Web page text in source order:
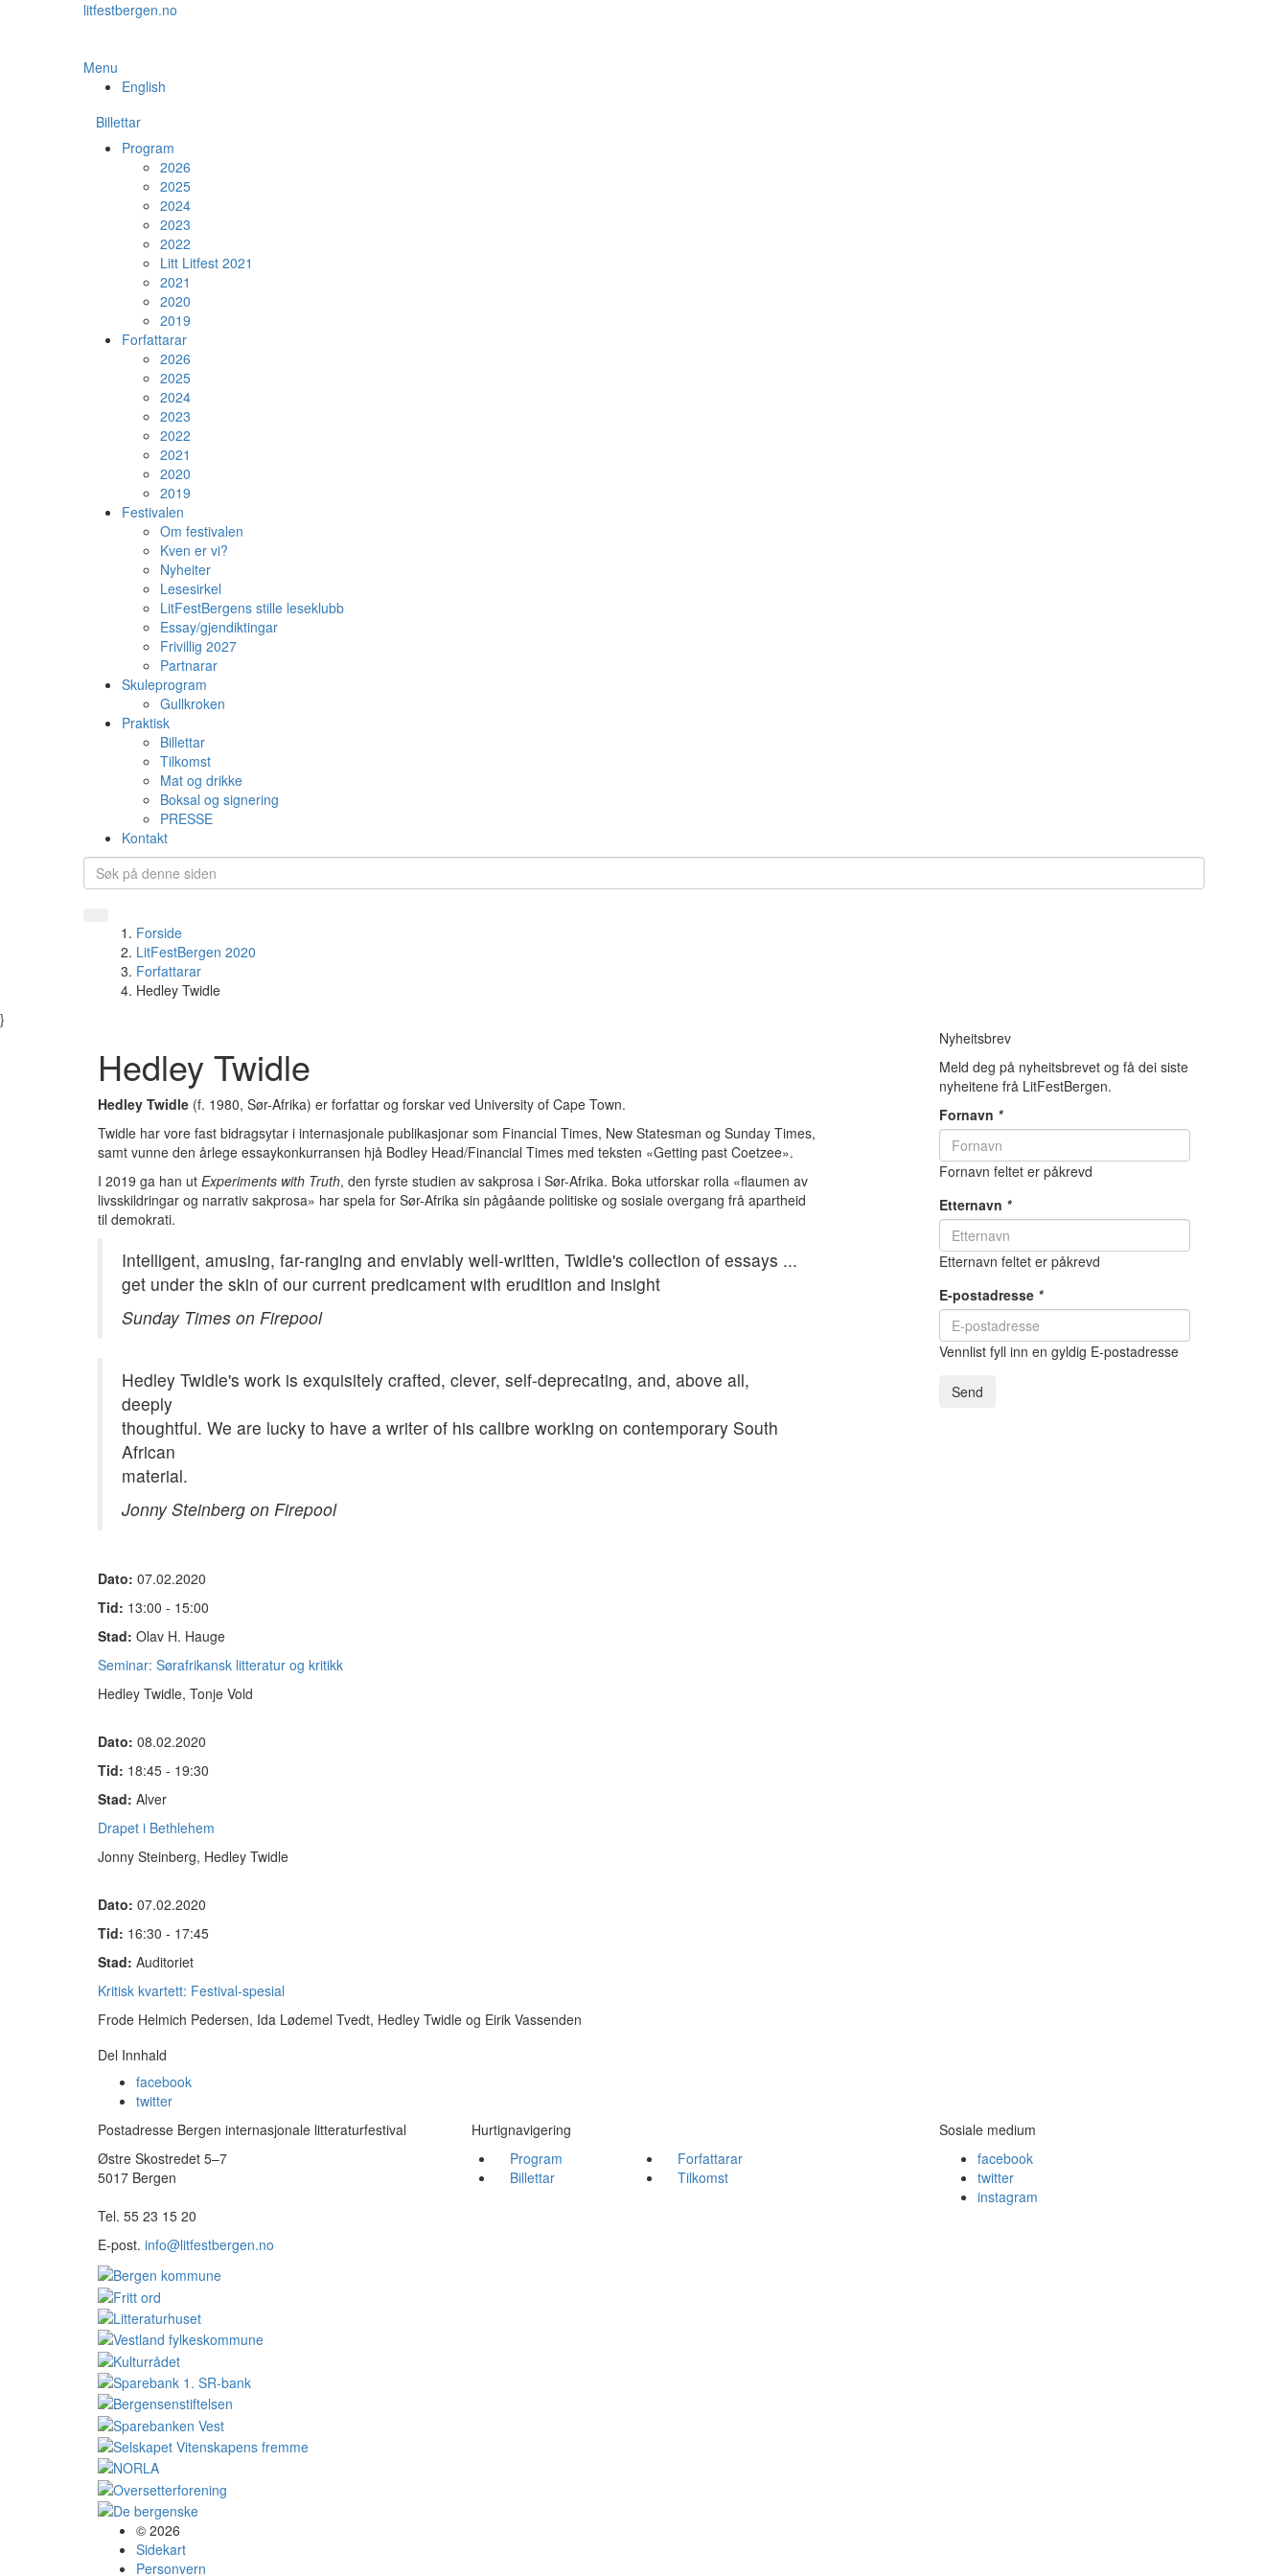
litfestbergen.no
Menu
English
Billettar
Program
2026
2025
2024
2023
2022
Litt Litfest 2021
2021
2020
2019
Forfattarar
2026
2025
2024
2023
2022
2021
2020
2019
Festivalen
Om festivalen
Kven er vi?
Nyheiter
Lesesirkel
LitFestBergens stille leseklubb
Essay/gjendiktingar
Frivillig 2027
Partnarar
Skuleprogram
Gullkroken
Praktisk
Billettar
Tilkomst
Mat og drikke
Boksal og signering
PRESSE
Kontakt
Forside
LitFestBergen 2020
Forfattarar
Hedley Twidle
}
Hedley Twidle
Hedley Twidle (f. 1980, Sør-Afrika) er forfattar og forskar ved University of Cape Town.
Twidle har vore fast bidragsytar i internasjonale publikasjonar som Financial Times, New Statesman og Sunday Times,
samt vunne den årlege essaykonkurransen hjå Bodley Head/Financial Times med teksten «Getting past Coetzee».
I 2019 ga han ut Experiments with Truth, den fyrste studien av sakprosa i Sør-Afrika. Boka utforskar rolla «flaumen av
livsskildringar og narrativ sakprosa» har spela for Sør-Afrika sin pågåande politiske og sosiale overgang frå apartheid
til demokrati.
Intelligent, amusing, far-ranging and enviably well-written, Twidle's collection of essays ...
get under the skin of our current predicament with erudition and insight
Sunday Times on Firepool
Hedley Twidle's work is exquisitely crafted, clever, self-deprecating, and, above all,
deeply
thoughtful. We are lucky to have a writer of his calibre working on contemporary South
African
material.
Jonny Steinberg on Firepool
Dato: 07.02.2020
Tid: 13:00 - 15:00
Stad: Olav H. Hauge
Seminar: Sørafrikansk litteratur og kritikk
Hedley Twidle, Tonje Vold
Dato: 08.02.2020
Tid: 18:45 - 19:30
Stad: Alver
Drapet i Bethlehem
Jonny Steinberg, Hedley Twidle
Dato: 07.02.2020
Tid: 16:30 - 17:45
Stad: Auditoriet
Kritisk kvartett: Festival-spesial
Frode Helmich Pedersen, Ida Lødemel Tvedt, Hedley Twidle og Eirik Vassenden
Del Innhald
facebook
twitter
Nyheitsbrev
Meld deg på nyheitsbrevet og få dei siste
nyheitene frå LitFestBergen.
Fornavn *
Fornavn feltet er påkrevd
Etternavn *
Etternavn feltet er påkrevd
E-postadresse *
Vennlist fyll inn en gyldig E-postadresse
Send
Postadresse Bergen internasjonale litteraturfestival
Østre Skostredet 5–7
5017 Bergen
Tel. 55 23 15 20
E-post. info@litfestbergen.no
Hurtignavigering
Program
Forfattarar
Billettar
Tilkomst
Sosiale medium
facebook
twitter
instagram
© 2026
Sidekart
Personvern